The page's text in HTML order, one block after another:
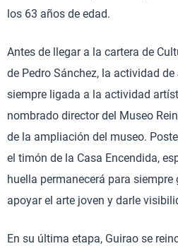
los 63 años de edad.
Antes de llegar a la cartera de
de Pedro Sánchez, la actividad
siempre ligada a la actividad
nombrado director del Museo
de la ampliación del museo.
el timón de la Casa Encendida,
huella permanecerá para
apoyar el arte joven y darle
En su última etapa, Guirao se